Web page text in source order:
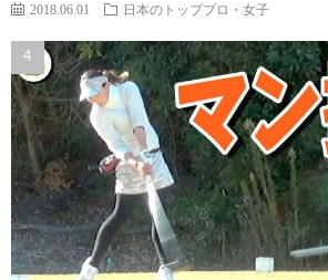
2018.06.01 日本のトッププロ・女子